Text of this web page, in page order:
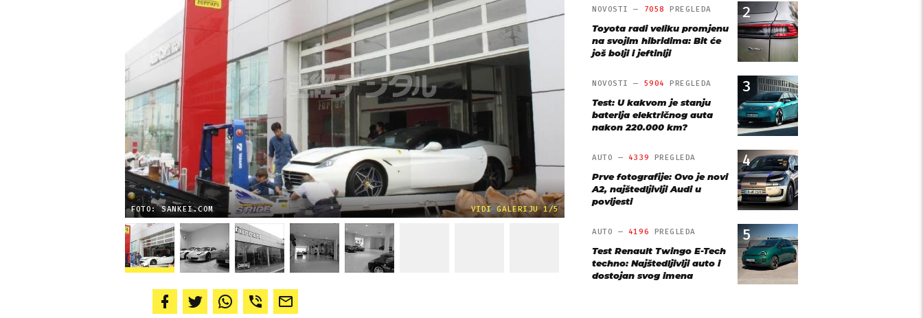
FOTO: SANKEI.COM VIDI GALERIJU 1/5
2
NOVOSTI — 7058 PREGLEDA
Toyota radi veliku promjenu
na svojim hibridima: Bit će
još bolji i jeftiniji
3
NOVOSTI — 5904 PREGLEDA
Test: U kakvom je stanju
baterija električnog auta
nakon 220.000 km?
4
AUTO — 4339 PREGLEDA
Prve fotografije: Ovo je novi
A2, najštedljiviji Audi u
povijesti
5
AUTO — 4196 PREGLEDA
Test Renault Twingo E-Tech
techno: Najštedljiviji auto i
dostojan svog imena